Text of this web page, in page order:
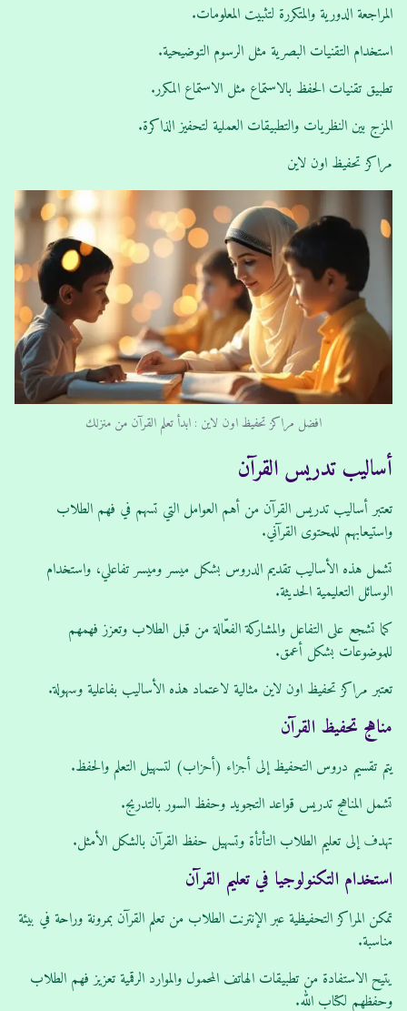
المراجعة الدورية والمتكررة لتثبيت المعلومات.
استخدام التقنيات البصرية مثل الرسوم التوضيحية.
تطبيق تقنيات الحفظ بالاستماع مثل الاستماع المكرر.
المزج بين النظريات والتطبيقات العملية لتحفيز الذاكرة.
مراكز تحفيظ اون لاين
افضل مراكز تحفيظ اون لاين : ابدأ تعلم القرآن من منزلك
أساليب تدريس القرآن
تعتبر أساليب تدريس القرآن من أهم العوامل التي تسهم في فهم الطلاب
واستيعابهم للمحتوى القرآني.
تشمل هذه الأساليب تقديم الدروس بشكل ميسر وميسر تفاعلي، واستخدام
الوسائل التعليمية الحديثة.
كما تشجع على التفاعل والمشاركة الفعّالة من قبل الطلاب وتعزز فهمهم
للموضوعات بشكل أعمق.
تعتبر مراكز تحفيظ اون لاين مثالية لاعتماد هذه الأساليب بفاعلية وسهولة.
مناهج تحفيظ القرآن
يتم تقسيم دروس التحفيظ إلى أجزاء (أحزاب) لتسهيل التعلم والحفظ.
تشمل المناهج تدريس قواعد التجويد وحفظ السور بالتدريج.
تهدف إلى تعليم الطلاب التأتأة وتسهيل حفظ القرآن بالشكل الأمثل.
استخدام التكنولوجيا في تعليم القرآن
تمكن المراكز التحفيظية عبر الإنترنت الطلاب من تعلم القرآن بمرونة وراحة في بيئة
مناسبة.
يتيح الاستفادة من تطبيقات الهاتف المحمول والموارد الرقمية تعزيز فهم الطلاب
وحفظهم لكتاب الله.